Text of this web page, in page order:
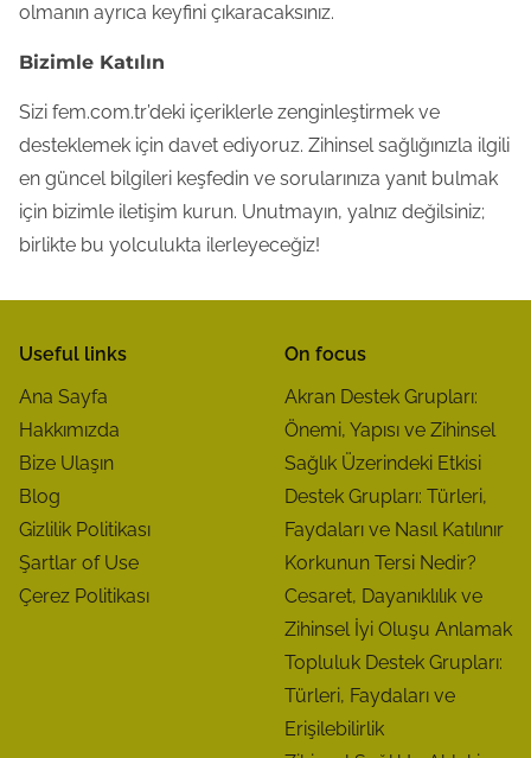
olmanın ayrıca keyfini çıkaracaksınız.
Bizimle Katılın
Sizi fem.com.tr’deki içeriklerle zenginleştirmek ve
desteklemek için davet ediyoruz. Zihinsel sağlığınızla ilgili
en güncel bilgileri keşfedin ve sorularınıza yanıt bulmak
için bizimle iletişim kurun. Unutmayın, yalnız değilsiniz;
birlikte bu yolculukta ilerleyeceğiz!
Useful links
Ana Sayfa
Hakkımızda
Bize Ulaşın
Blog
Gizlilik Politikası
Şartlar of Use
Çerez Politikası
On focus
Akran Destek Grupları:
Önemi, Yapısı ve Zihinsel
Sağlık Üzerindeki Etkisi
Destek Grupları: Türleri,
Faydaları ve Nasıl Katılınır
Korkunun Tersi Nedir?
Cesaret, Dayanıklılık ve
Zihinsel İyi Oluşu Anlamak
Topluluk Destek Grupları:
Türleri, Faydaları ve
Erişilebilirlik